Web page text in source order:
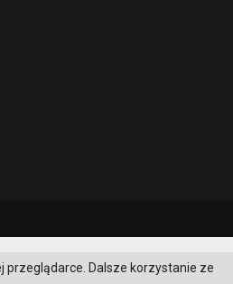
przeglądarce. Dalsze korzystanie ze